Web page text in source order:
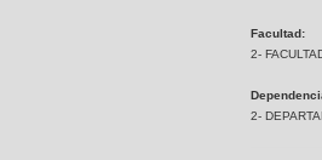
Facultad:
2-
2-